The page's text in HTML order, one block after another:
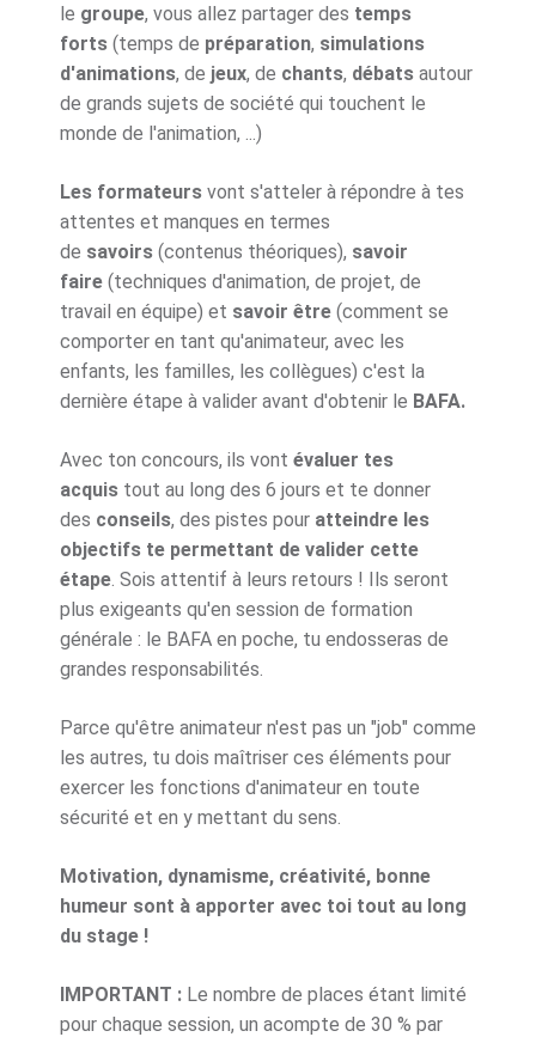
le groupe, vous allez partager des temps
forts (temps de préparation, simulations
d'animations, de jeux, de chants, débats autour
de grands sujets de société qui touchent le
monde de l'animation, ...)
Les formateurs vont s'atteler à répondre à tes
attentes et manques en termes
de savoirs (contenus théoriques), savoir
faire (techniques d'animation, de projet, de
travail en équipe) et savoir être (comment se
comporter en tant qu'animateur, avec les
enfants, les familles, les collègues) c'est la
dernière étape à valider avant d'obtenir le BAFA.
Avec ton concours, ils vont évaluer tes
acquis tout au long des 6 jours et te donner
des conseils, des pistes pour atteindre les
objectifs te permettant de valider cette
étape . Sois attentif à leurs retours ! Ils seront
plus exigeants qu'en session de formation
générale : le BAFA en poche, tu endosseras de
grandes responsabilités.
Parce qu'être animateur n'est pas un "job" comme
les autres, tu dois maîtriser ces éléments pour
exercer les fonctions d'animateur en toute
sécurité et en y mettant du sens.
Motivation, dynamisme, créativité, bonne
humeur sont à apporter avec toi tout au long
du stage !
IMPORTANT : Le nombre de places étant limité
pour chaque session, un acompte de 30 % par